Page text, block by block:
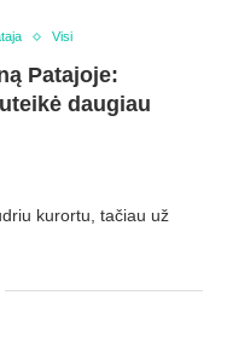
Visi
Patajoje:
daugiau
kurortu, tačiau už